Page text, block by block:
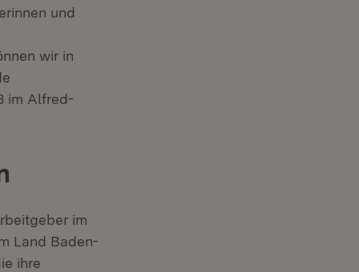
und
wir in
im Alfred-
im
Land Baden-
ihre